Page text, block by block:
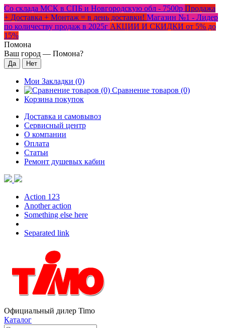
Со склада МСК в СПБ и Новгородскую обл - 7500р Продажа
+ Доставка + Монтаж = в день доставки! Магазин №1 - Лидер
по количеству продаж в 2025г АКЦИИ И СКИДКИ от 5% до
15%
Помона
Ваш город — Помона?
Мои Закладки (0)
Сравнение товаров (0)
Корзина покупок
Доставка и самовывоз
Сервисный центр
О компании
Оплата
Статьи
Ремонт душевых кабин
Action 123
Another action
Something else here
Separated link
Официальный дилер Timo
Каталог